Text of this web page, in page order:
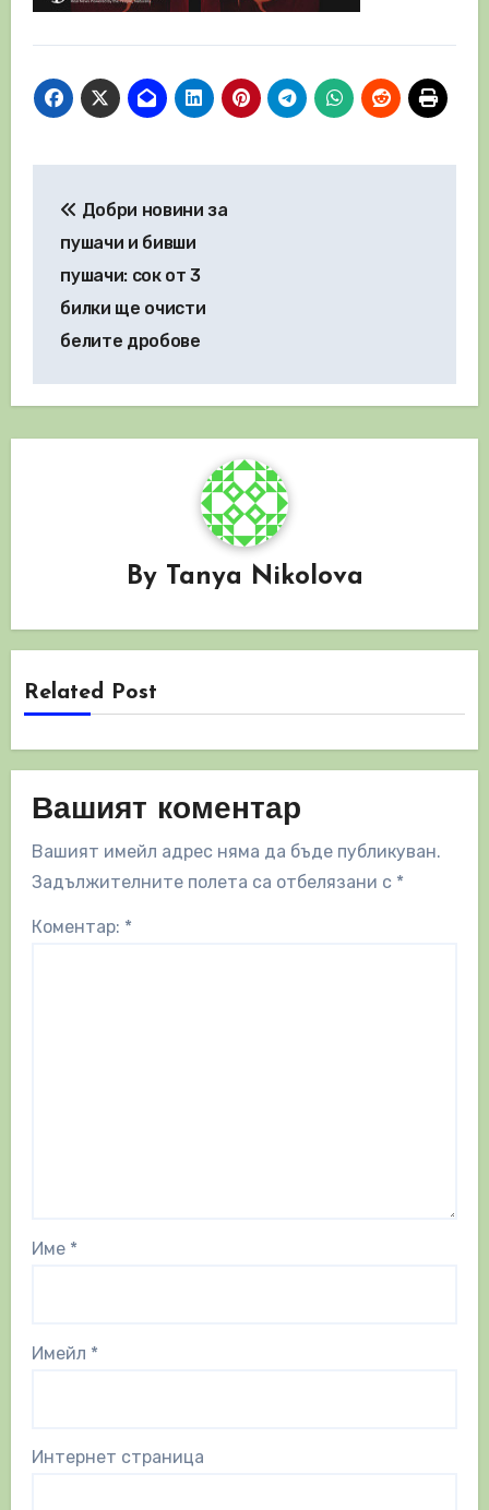
Добри новини за
пушачи и бивши
пушачи: сок от 3
билки ще очисти
белите дробове
By Tanya Nikolova
Related Post
Вашият коментар
Вашият имейл адрес няма да бъде публикуван.
Задължителните полета са отбелязани с *
Коментар: *
Име *
Имейл *
Интернет страница